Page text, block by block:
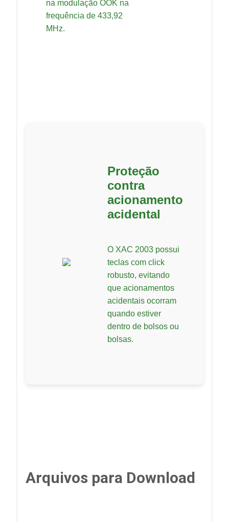
na modulação OOK na
frequência de 433,92
MHz.
Proteção
contra
acionamento
acidental
O XAC 2003 possui
teclas com click
robusto, evitando
que acionamentos
acidentais ocorram
quando estiver
dentro de bolsos ou
bolsas.
Arquivos para Download